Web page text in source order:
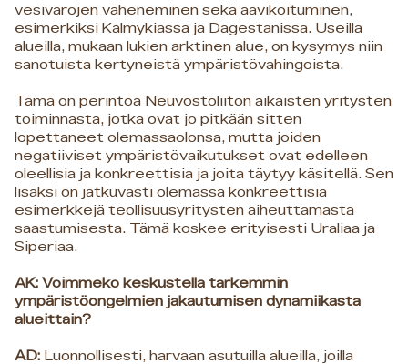
vesivarojen väheneminen sekä aavikoituminen,
esimerkiksi Kalmykiassa ja Dagestanissa. Useilla
alueilla, mukaan lukien arktinen alue, on kysymys niin
sanotuista kertyneistä ympäristövahingoista.
Tämä on perintöä Neuvostoliiton aikaisten yritysten
toiminnasta, jotka ovat jo pitkään sitten
lopettaneet olemassaolonsa, mutta joiden
negatiiviset ympäristövaikutukset ovat edelleen
oleellisia ja konkreettisia ja joita täytyy käsitellä. Sen
lisäksi on jatkuvasti olemassa konkreettisia
esimerkkejä teollisuusyritysten aiheuttamasta
saastumisesta. Tämä koskee erityisesti Uraliaa ja
Siperiaa.
AK: Voimmeko keskustella tarkemmin
ympäristöongelmien jakautumisen dynamiikasta
alueittain?
AD: Luonnollisesti, harvaan asutuilla alueilla, joilla